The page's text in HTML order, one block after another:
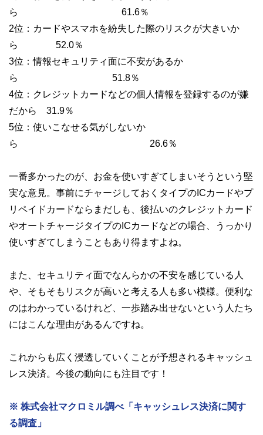
ら 61.6％
2位：カードやスマホを紛失した際のリスクが大きいか
ら 52.0％
3位：情報セキュリティ面に不安があるか
ら 51.8％
4位：クレジットカードなどの個人情報を登録するのが嫌
だから 31.9％
5位：使いこなせる気がしないか
ら 26.6％
一番多かったのが、お金を使いすぎてしまいそうという堅
実な意見。事前にチャージしておくタイプのICカードやプ
リペイドカードならまだしも、後払いのクレジットカード
やオートチャージタイプのICカードなどの場合、うっかり
使いすぎてしまうこともあり得ますよね。
また、セキュリティ面でなんらかの不安を感じている人
や、そもそもリスクが高いと考える人も多い模様。便利な
のはわかっているけれど、一歩踏み出せないという人たち
にはこんな理由があるんですね。
これからも広く浸透していくことが予想されるキャッシュ
レス決済。今後の動向にも注目です！
※ 株式会社マクロミル調べ「キャッシュレス決済に関す
る調査」